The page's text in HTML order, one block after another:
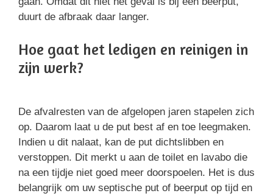
duurt de afbraak daar langer.
Hoe gaat het ledigen en reinigen in
zijn werk?
De afvalresten van de afgelopen jaren stapelen zich
op. Daarom laat u de put best af en toe leegmaken.
Indien u dit nalaat, kan de put dichtslibben en
verstoppen. Dit merkt u aan de toilet en lavabo die
na een tijdje niet goed meer doorspoelen. Het is dus
belangrijk om uw septische put of beerput op tijd en